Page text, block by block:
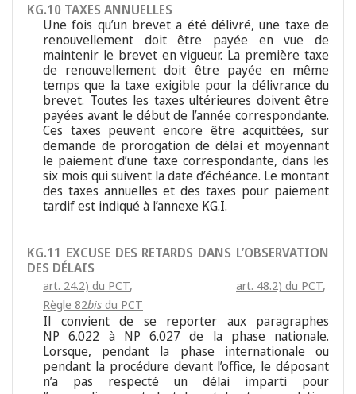
KG.10 TAXES ANNUELLES
Une fois qu’un brevet a été délivré, une taxe de
renouvellement doit être payée en vue de
maintenir le brevet en vigueur. La première taxe
de renouvellement doit être payée en même
temps que la taxe exigible pour la délivrance du
brevet. Toutes les taxes ultérieures doivent être
payées avant le début de l’année correspondante.
Ces taxes peuvent encore être acquittées, sur
demande de prorogation de délai et moyennant
le paiement d’une taxe correspondante, dans les
six mois qui suivent la date d’échéance. Le montant
des taxes annuelles et des taxes pour paiement
tardif est indiqué à l’annexe KG.I.
KG.11 EXCUSE DES RETARDS DANS L’OBSERVATION
DES DÉLAIS
art. 24.2) du PCT, art. 48.2) du PCT,
Règle 82bis du PCT
Il convient de se reporter aux paragraphes
NP 6.022 à NP 6.027 de la phase nationale.
Lorsque, pendant la phase internationale ou
pendant la procédure devant l’office, le déposant
n’a pas respecté un délai imparti pour